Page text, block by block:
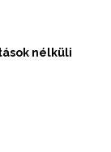
nélküli